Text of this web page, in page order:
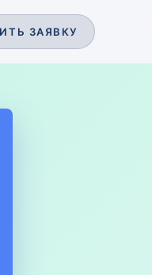
ЗАЯВКУ